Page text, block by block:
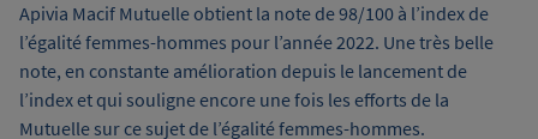
Apivia Macif Mutuelle obtient la note de 98/100 à l’index de
l’égalité femmes-hommes pour l’année 2022. Une très belle
note, en constante amélioration depuis le lancement de
l’index et qui souligne encore une fois les efforts de la
Mutuelle sur ce sujet de l’égalité femmes-hommes.